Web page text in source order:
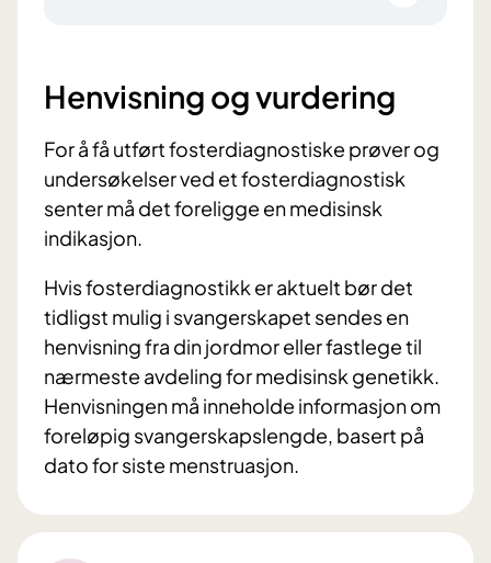
Henvisning og vurdering
For å få utført fosterdiagnostiske prøver og
undersøkelser ved et fosterdiagnostisk
senter må det foreligge en medisinsk
indikasjon.
Hvis fosterdiagnostikk er aktuelt bør det
tidligst mulig i svangerskapet sendes en
henvisning fra din jordmor eller fastlege til
nærmeste avdeling for medisinsk genetikk.
Henvisningen må inneholde informasjon om
foreløpig svangerskapslengde, basert på
dato for siste menstruasjon.